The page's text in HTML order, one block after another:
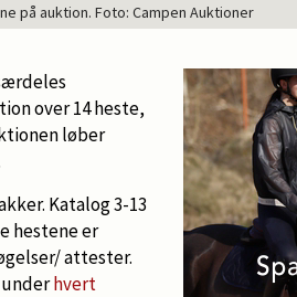
på auktion. Foto: Campen Auktioner
over 14 heste,
løber
Katalog 3-13
hestene er
attester.
hvert